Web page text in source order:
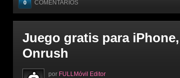
0 COMENTARIOS
Juego gratis para
Onrush
por FULLMóvil Editor